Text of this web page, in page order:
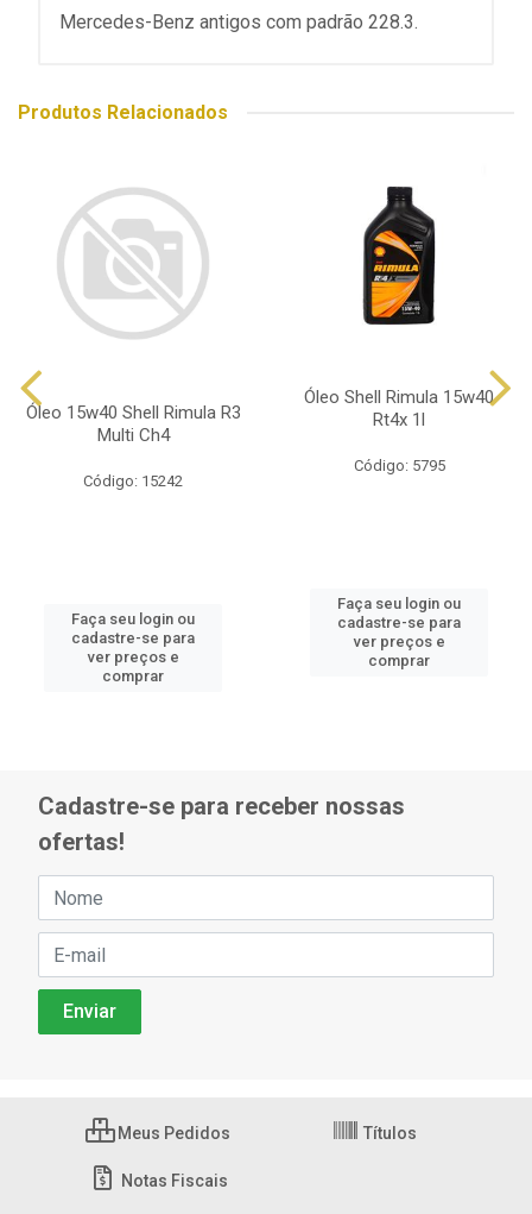
Mercedes-Benz antigos com padrão 228.3.
Produtos Relacionados
Óleo 15w40 Shell Rimula R3
Multi Ch4
Código: 15242
Faça seu login ou
cadastre-se para
ver preços e
comprar
Óleo Shell Rimula 15w40
Rt4x 1l
Código: 5795
Faça seu login ou
cadastre-se para
ver preços e
comprar
Cadastre-se para receber nossas
ofertas!
Meus Pedidos Títulos
Notas Fiscais